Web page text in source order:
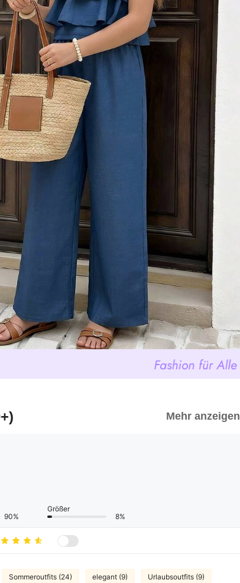
Mehr anzeigen
90%
Größer
8%
Sommeroutfits (24) elegant (9) Urlaubsoutfits (9)